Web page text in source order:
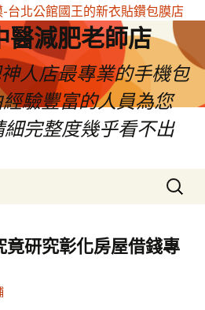
醫減肥老師店
人店最專業的手機包
經驗豐富的人員為您
完整度幾乎看不出
搜
尋
鍵
字:
竟研究彰化房屋借錢專